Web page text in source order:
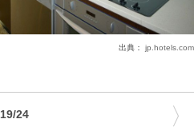
出典： jp.hotels.com
19/24 〉